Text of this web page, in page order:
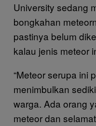
University sedang
bongkahan
pastinya belum
kalau jenis meteor
“Meteor serupa ini
menimbulkan
warga. Ada orang
meteor dan